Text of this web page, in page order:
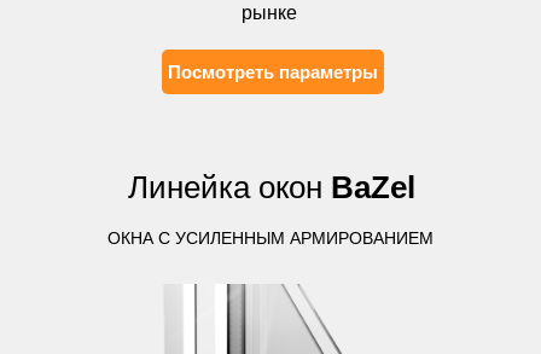
рынке
Посмотреть параметры
Линейка окон BaZel
ОКНА С УСИЛЕННЫМ АРМИРОВАНИЕМ